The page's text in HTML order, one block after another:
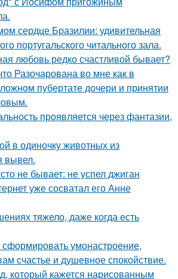
сердце Бразилии: удивительная
португальского читального зала.
любовь редко счастливой бывает?
Разочарована во мне как в
пубертате дочери и принятии
проявляется через фантазии,
в одиночку животных из
вывел.
не бывает: не успел джиган
уже сосватал его Анне
тяжело, даже когда есть
умонастроение,
счастье и душевное спокойствие.
который кажется нарисованным